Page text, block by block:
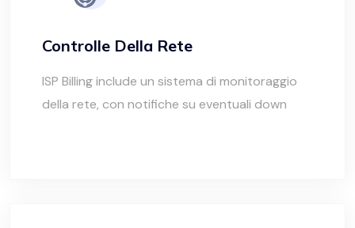
Controlle Della Rete
ISP Billing include un sistema di monitoraggio
della rete, con notifiche su eventuali down